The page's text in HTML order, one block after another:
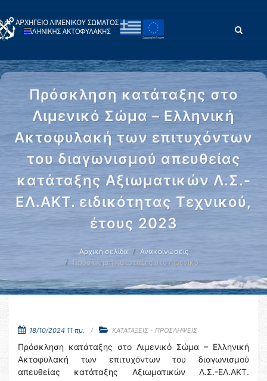
Πρόσκληση κατάταξης στο
Λιμενικό Σώμα – Ελληνική
Ακτοφυλακή των επιτυχόντων
του διαγωνισμού απευθείας
κατάταξης Αξιωματικών Λ.Σ.-
ΕΛ.ΑΚΤ. ειδικότητας Τεχνικού,
έτους 2023
Αρχική σελίδα
Ανακοινώσεις
Πρόσκληση κατάταξης στο Λιμενικό …
18/10/2024 11 πμ. ΚΑΤΑΤΑΞΕΙΣ - ΠΡΟΣΛΗΨΕΙΣ
Πρόσκληση κατάταξης στο Λιμενικό Σώμα – Ελληνική
Ακτοφυλακή των επιτυχόντων του διαγωνισμού
απευθείας κατάταξης Αξιωματικών Λ.Σ.-ΕΛ.ΑΚΤ.